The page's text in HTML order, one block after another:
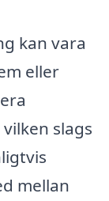
kan vara
eller
slags
mellan